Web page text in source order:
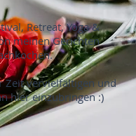
Retreat, Yoga &
meinen Gerichten
Zeit vervielfältigen und
hier einzubringen :)